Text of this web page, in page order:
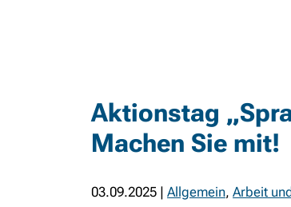
Aktionstag
Machen Sie mit!
03.09.2025 | Allgemein, Arbeit